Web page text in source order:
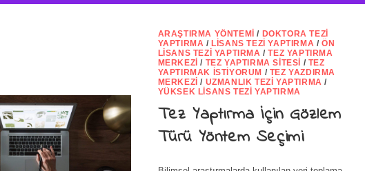
ARAŞTIRMA YÖNTEMI / DOKTORA TEZI
YAPTIRMA / LISANS TEZI YAPTIRMA /ÖN
LISANS TEZI YAPTIRMA /TEZ YAPTIRMA
MERKEZI / TEZ YAPTIRMA SITESI / TEZ
YAPTIRMAK İSTIYORUM / TEZ YAZDIRMA
MERKEZI / UZMANLIK TEZI YAPTIRMA /
YÜKSEK LISANS TEZI YAPTIRMA
Tez Yaptırma İçin Gözlem
Türü Yöntem Seçimi